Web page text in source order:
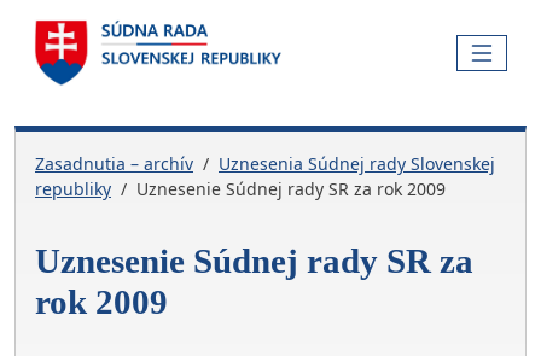
Skočiť na hlavnú navigáciu
Skočiť na obsah
Skočiť na bočnú lištu
Skočiť na pätičku
MENU
Zasadnutia – archív
Uznesenia Súdnej rady Slovenskej
republiky
Uznesenie Súdnej rady SR za rok 2009
Uznesenie Súdnej rady SR za
rok 2009